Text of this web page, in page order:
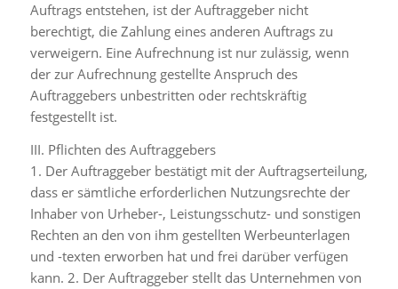
Auftrags entstehen, ist der Auftraggeber nicht
berechtigt, die Zahlung eines anderen Auftrags zu
verweigern. Eine Aufrechnung ist nur zulässig, wenn
der zur Aufrechnung gestellte Anspruch des
Auftraggebers unbestritten oder rechtskräftig
festgestellt ist.
III. Pflichten des Auftraggebers
1. Der Auftraggeber bestätigt mit der Auftragserteilung,
dass er sämtliche erforderlichen Nutzungsrechte der
Inhaber von Urheber-, Leistungsschutz- und sonstigen
Rechten an den von ihm gestellten Werbeunterlagen
und -texten erworben hat und frei darüber verfügen
kann. 2. Der Auftraggeber stellt das Unternehmen von